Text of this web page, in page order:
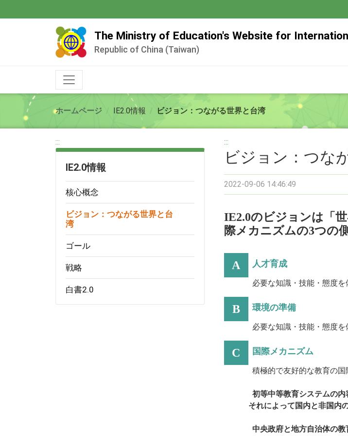
到
The Ministry of Education's Website for
Republic of China (Taiwan)
ホームページ IE2.0情報 ビジョン：つながる世界と台湾
:::
IE2.0情報
核心概念
ビジョン：つながる世界と台
湾
ゴール
戦略
白書2.0
:::
ビジョン：つな
2022-09-06 14:46:49
IE2.0のビジョンは「
際メカニズムの3つの
A 人才育成
必要な知識・技能・態度
B 環境の準備
必要な知識・技能・態度
C 国際メカニズム
積極的で友好的な教育の国
初等中等教育システムの内
それによって国内と非国内
中央政府と地方自治体の